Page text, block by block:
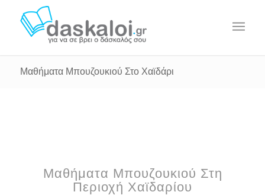
Μαθήματα Μπουζουκιού Στο Χαϊδάρι
Μαθήματα Μπουζουκιού Στη
Περιοχή Χαϊδαρίου